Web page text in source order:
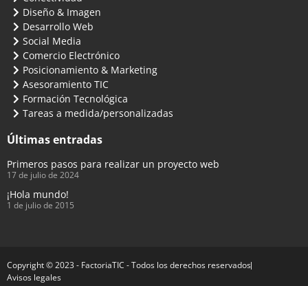
Diseño & Imagen
Desarrollo Web
Social Media
Comercio Electrónico
Posicionamiento & Marketing
Asesoramiento TIC
Formación Tecnológica
Tareas a medida/personalizadas
Últimas entradas
Primeros pasos para realizar un proyecto web
17 de julio de 2024
¡Hola mundo!
1 de julio de 2015
Copyright © 2023 - FactoriaTIC - Todos los derechos reservados
Avisos legales